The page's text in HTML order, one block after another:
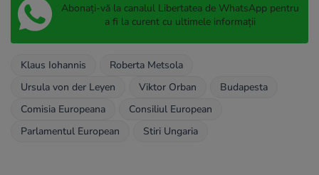
Abonați-vă la canalul Libertatea de WhatsApp pentru
a fi la curent cu ultimele informații
Klaus Iohannis
Roberta Metsola
Ursula von der Leyen
Viktor Orban
Budapesta
Comisia Europeana
Consiliul European
Parlamentul European
Stiri Ungaria